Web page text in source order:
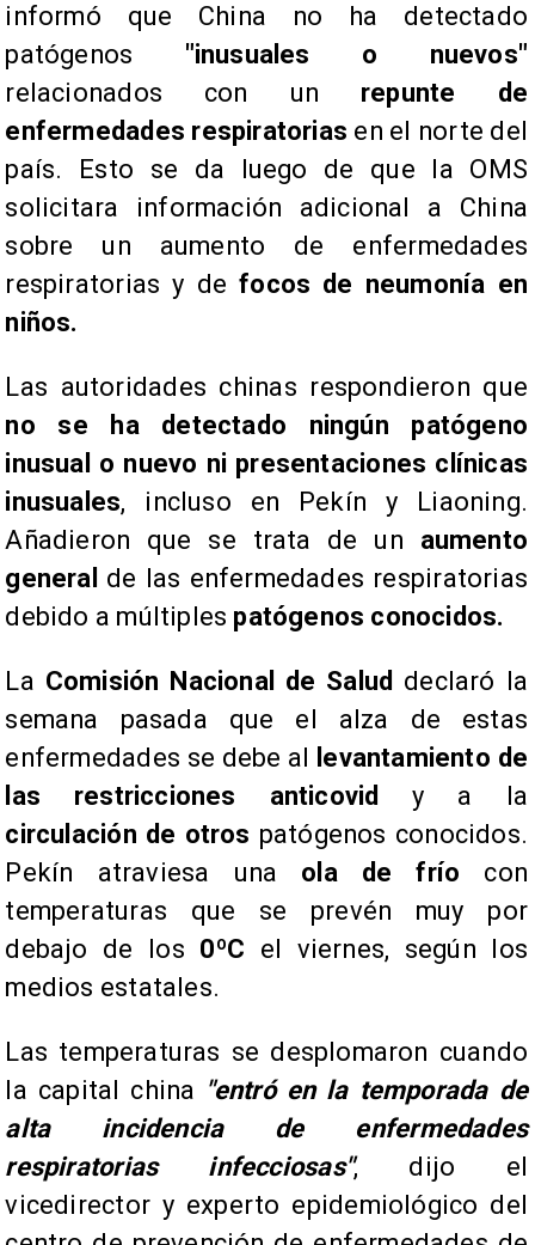
informó que China no ha detectado
patógenos "inusuales o nuevos"
relacionados con un repunte de
enfermedades respiratorias en el norte del
país. Esto se da luego de que la OMS
solicitara información adicional a China
sobre un aumento de enfermedades
respiratorias y defocos de neumonía en
niños.
Las autoridades chinas respondieron que
no se ha detectado ningún patógeno
inusual o nuevo ni presentaciones clínicas
inusuales, incluso en Pekín y Liaoning.
Añadieron que se trata de un aumento
general de las enfermedades respiratorias
debido a múltiples patógenos conocidos.
La Comisión Nacional de Salud declaró la
semana pasada que el alza de estas
enfermedades se debe al levantamiento de
las restricciones anticovidy a la
circulación de otros patógenos conocidos.
Pekín atraviesa una ola de frío con
temperaturas que se prevén muy por
debajo de los 0ºC el viernes, según los
medios estatales.
Las temperaturas se desplomaron cuando
la capital china "entró en la temporada de
alta incidencia de enfermedades
respiratorias infecciosas", dijo el
vicedirector y experto epidemiológico del